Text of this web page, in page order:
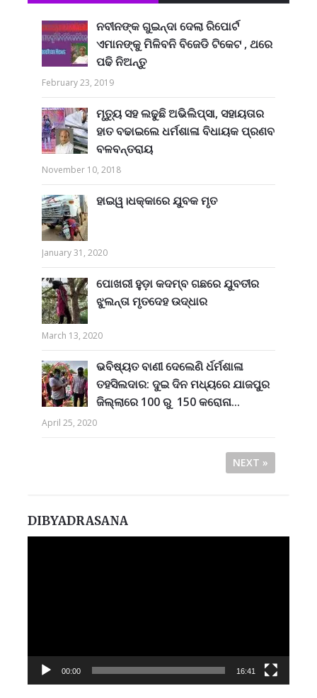
ନବୀନଙ୍କ ଗୁଇନ୍ଦା ଦେଲା ରିପୋର୍ଟ
ଏମାନଙ୍କୁ ମିଳିବନି ବିଜେଡି ଟିକେଟ , ଥରେ
ପଢି ନିଅନ୍ତୁ
February 23, 2019
ମୃତ୍ୟୁ ସହ ଲଢୁଛି ଅଭିଲିପ୍ସା, ସହାୟତାର
ହାତ ବଢାଇଲେ ଧର୍ମଶାଳା ବିଧାୟକ ପ୍ରଣବ
ବଳବନ୍ତରାୟ
November 10, 2018
ହାଇୱ।ଧକ୍କାରେ ଯୁବକ ମୃତ
January 31, 2020
ପୋଖରୀ ହୁଡ଼ା କଦମ୍ବ ଗଛରେ ଯୁବତୀର
ଝୁଲନ୍ତା ମୃତଦେହ ଉଦ୍ଧାର
March 13, 2020
ଭବିଷ୍ୟତ ବାଣୀ ଦେଲେଣି ର୍ଧର୍ମଶାଳା
ତହସିଲଦାର: ଦୁଇ ଦିନ ମଧ୍ୟରେ ଯାଜପୁର
ଜିଲ୍ଲାରେ 100 ରୁ 150 କରୋନା...
April 25, 2020
NEXT »
DIBYADRASANA
00:00 16:41